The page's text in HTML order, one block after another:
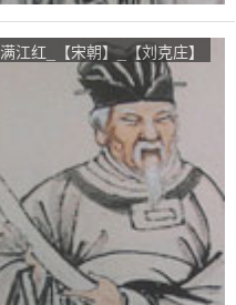
满江红_【宋朝】_【刘克庄】